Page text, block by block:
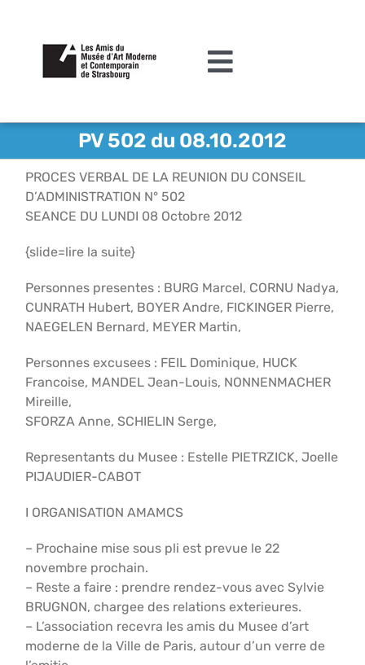
contenu
Toggle
L’association
Agenda
Actualités
Editions
Le MAMCS
Contact
PV 502 du 08.10.2012
PROCES VERBAL DE LA REUNION DU CONSEIL
D’ADMINISTRATION N° 502
SEANCE DU LUNDI 08 Octobre 2012
{slide=lire la suite}
Personnes presentes : BURG Marcel, CORNU Nadya,
CUNRATH Hubert, BOYER Andre, FICKINGER Pierre,
NAEGELEN Bernard, MEYER Martin,
Personnes excusees : FEIL Dominique, HUCK
Francoise, MANDEL Jean-Louis, NONNENMACHER
Mireille,
SFORZA Anne, SCHIELIN Serge,
Representants du Musee : Estelle PIETRZICK, Joelle
PIJAUDIER-CABOT
I ORGANISATION AMAMCS
– Prochaine mise sous pli est prevue le 22
novembre prochain.
– Reste a faire : prendre rendez-vous avec Sylvie
BRUGNON, chargee des relations exterieures.
– L’association recevra les amis du Musee d’art
moderne de la Ville de Paris, autour d’un verre de